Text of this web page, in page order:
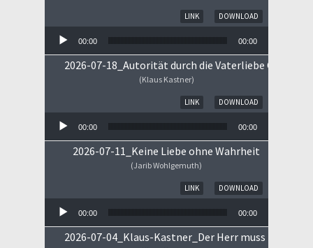
DOWNLOAD
LINK
00:00 00:00
2026-07-18_Autorität durch die Vaterliebe Gottes
(Klaus Kastner)
DOWNLOAD
LINK
00:00 00:00
2026-07-11_Keine Liebe ohne Wahrheit
(Jarib Wohlgemuth)
DOWNLOAD
LINK
00:00 00:00
2026-07-04_Klaus-Kastner_Der Herr muss im